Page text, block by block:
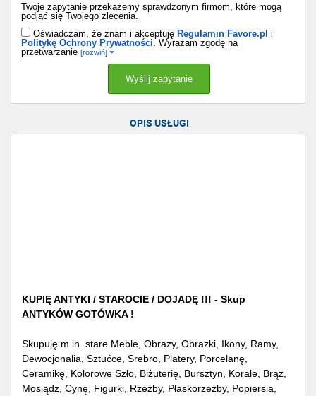
Twoje zapytanie przekażemy sprawdzonym firmom, które mogą
podjąć się Twojego zlecenia.
Oświadczam, że znam i akceptuję Regulamin Favore.pl i
Politykę Ochrony Prywatności . Wyrażam zgodę na
przetwarzanie [rozwiń]
OPIS USŁUGI
KUPIĘ ANTYKI / STAROCIE / DOJADĘ !!! - Skup
ANTYKÓW GOTÓWKA !
Skupuję m.in. stare Meble, Obrazy, Obrazki, Ikony, Ramy,
Dewocjonalia, Sztućce, Srebro, Platery, Porcelanę,
Ceramikę, Kolorowe Szło, Biżuterię, Bursztyn, Korale, Brąz,
Mosiądz, Cynę, Figurki, Rzeźby, Płaskorzeźby, Popiersia,